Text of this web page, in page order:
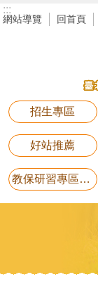
:::
網站導覽 回首頁
招生專區
好站推薦
教保研習專區講義電子檔(11月25日研習-用藥安全)